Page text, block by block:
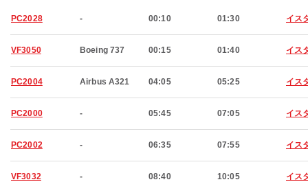
PC2028 - 00:10 01:30 イス
VF3050 Boeing 737 00:15 01:40 イス
PC2004 Airbus A321 04:05 05:25 イス
PC2000 - 05:45 07:05 イス
PC2002 - 06:35 07:55 イス
VF3032 - 08:40 10:05 イス